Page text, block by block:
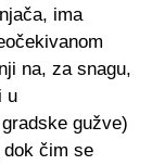
ima
na, za snagu,
u
gužve)
dok čim se